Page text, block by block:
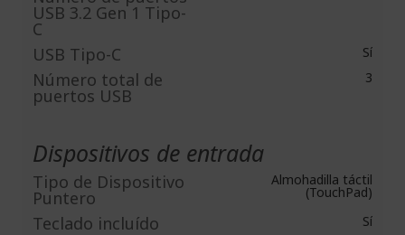
USB 3.2 Gen 1 Tipo-
C
USB Tipo-C Sí
Número total de
puertos USB
3
Dispositivos de entrada
Tipo de Dispositivo
Puntero
Almohadilla táctil
(TouchPad)
Teclado incluído Sí